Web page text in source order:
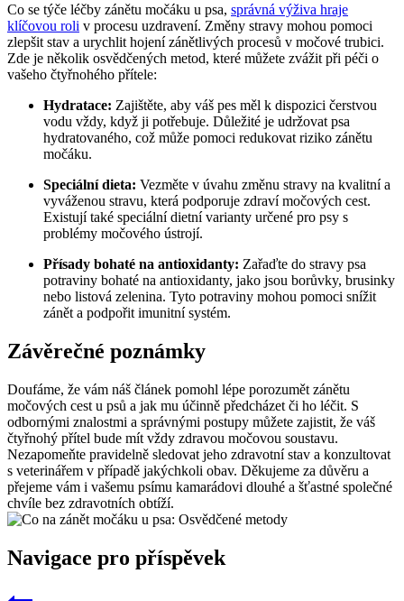
Co se týče léčby zánětu močáku u psa, správná výživa hraje
klíčovou roli v procesu uzdravení. Změny stravy mohou pomoci
zlepšit stav a urychlit hojení zánětlivých procesů v močové trubici.
Zde je několik osvědčených metod, které můžete zvážit při péči o
vašeho čtyřnohého přítele:
Hydratace: Zajištěte, aby váš pes měl k dispozici čerstvou
vodu vždy, když ji potřebuje. Důležité je udržovat psa
hydratovaného, což může pomoci redukovat riziko zánětu
močáku.
Speciální dieta: Vezměte v úvahu změnu stravy na kvalitní a
vyváženou stravu, která podporuje zdraví močových cest.
Existují také speciální dietní varianty určené pro psy s
problémy močového ústrojí.
Přísady bohaté na antioxidanty: Zařaďte do stravy psa
potraviny bohaté na antioxidanty, jako jsou borůvky, brusinky
nebo listová zelenina. Tyto potraviny mohou pomoci snížit
zánět a podpořit imunitní systém.
Závěrečné poznámky
Doufáme, že vám náš článek pomohl lépe porozumět zánětu
močových cest u psů a jak mu účinně předcházet či ho léčit. S
odbornými znalostmi a správnými postupy můžete zajistit, že váš
čtyřnohý přítel bude mít vždy zdravou močovou soustavu.
Nezapomeňte pravidelně sledovat jeho zdravotní stav a konzultovat
s veterinářem v případě jakýchkoli obav. Děkujeme za důvěru a
přejeme vám i vašemu psímu kamarádovi dlouhé a šťastné společné
chvíle bez zdravotních obtíží.
Navigace pro příspěvek